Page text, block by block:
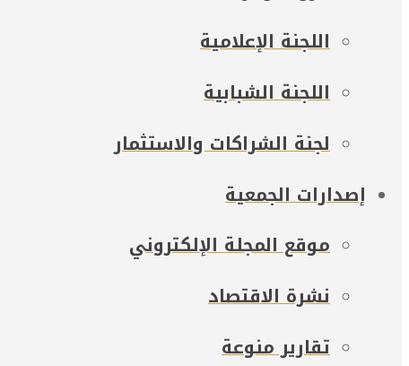
اللجنة الإعلامية
اللجنة الشبابية
لجنة الشراكات والاستثمار
إصدارات الجمعية
موقع المجلة الإلكتروني
نشرة الاقتصاد
تقارير منوعة